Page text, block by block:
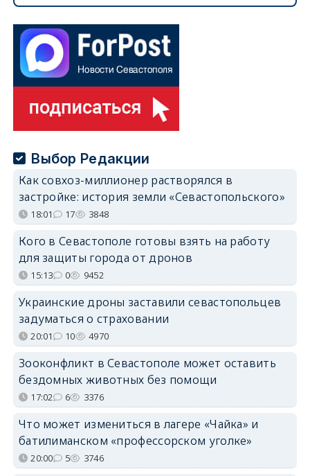
Выбор Редакции
Как совхоз-миллионер растворялся в
застройке: история земли «Севастопольского»
18:01 17 3848
Кого в Севастополе готовы взять на работу
для защиты города от дронов
15:13 0 9452
Украинские дроны заставили севастопольцев
задуматься о страховании
20:01 10 4970
Зооконфликт в Севастополе может оставить
бездомных животных без помощи
17:02 6 3376
Что может измениться в лагере «Чайка» и
батилиманском «профессорском уголке»
20:00 5 3746